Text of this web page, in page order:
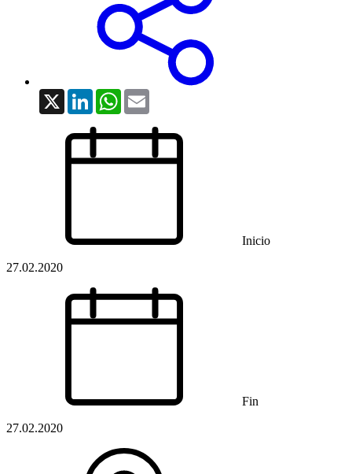
X LinkedInWhatsApp
Inicio
27.02.2020
Fin
27.02.2020